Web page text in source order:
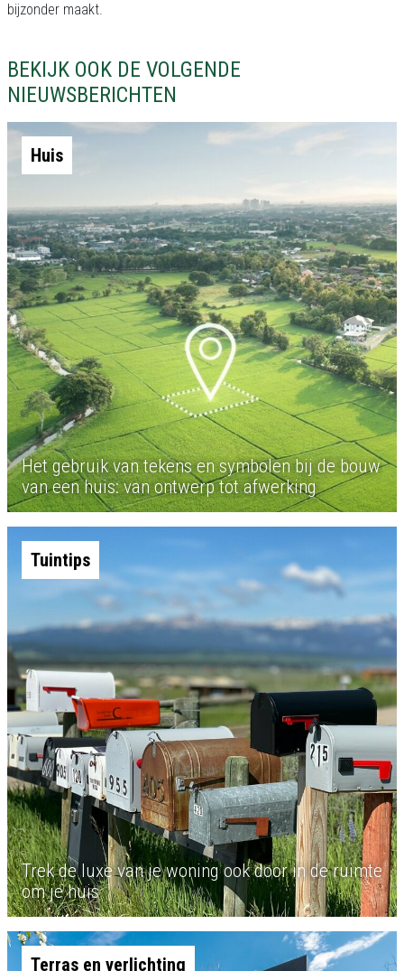
bijzonder maakt.
BEKIJK OOK DE VOLGENDE
NIEUWSBERICHTEN
Huis
Het gebruik van tekens en symbolen bij de bouw
van een huis: van ontwerp tot afwerking
Tuintips
Trek de luxe van je woning ook door in de ruimte
om je huis
Terras en verlichting